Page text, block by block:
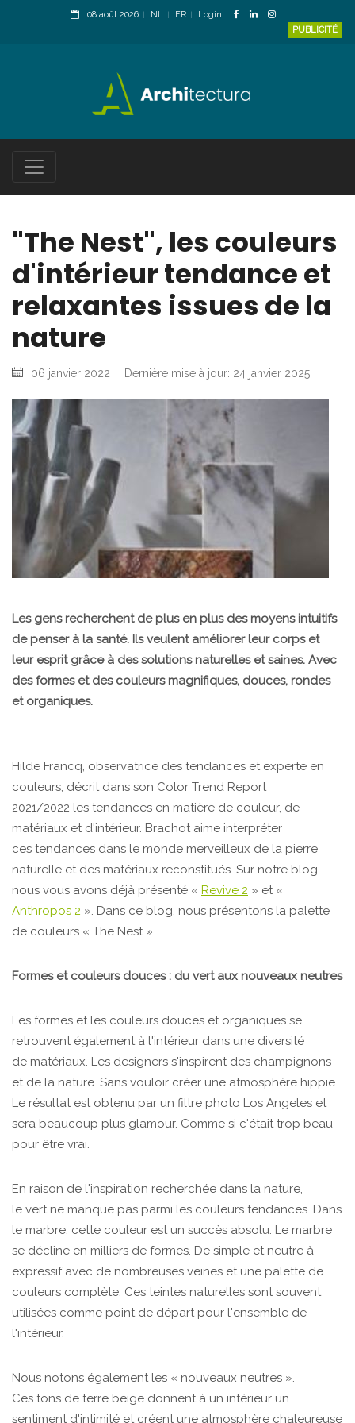
08 août 2026 NL FR
Login
PUBLICITÉ
"The Nest", les couleurs
d'intérieur tendance et
relaxantes issues de la
nature
06 janvier 2022 Dernière mise à jour: 24 janvier 2025
Les gens recherchent de plus en plus des moyens intuitifs
de penser à la santé. Ils veulent améliorer leur corps et
leur esprit grâce à des solutions naturelles et saines. Avec
des formes et des couleurs magnifiques, douces, rondes
et organiques.
Hilde Francq, observatrice des tendances et experte en
couleurs, décrit dans son Color Trend Report
2021/2022 les tendances en matière de couleur, de
matériaux et d'intérieur. Brachot aime interpréter
ces tendances dans le monde merveilleux de la pierre
naturelle et des matériaux reconstitués. Sur notre blog,
nous vous avons déjà présenté « Revive 2 » et «
Anthropos 2 ». Dans ce blog, nous présentons la palette
de couleurs « The Nest ».
Formes et couleurs douces : du vert aux nouveaux neutres
Les formes et les couleurs douces et organiques se
retrouvent également à l'intérieur dans une diversité
de matériaux. Les designers s'inspirent des champignons
et de la nature. Sans vouloir créer une atmosphère hippie.
Le résultat est obtenu par un filtre photo Los Angeles et
sera beaucoup plus glamour. Comme si c'était trop beau
pour être vrai.
En raison de l'inspiration recherchée dans la nature,
le vert ne manque pas parmi les couleurs tendances. Dans
le marbre, cette couleur est un succès absolu. Le marbre
se décline en milliers de formes. De simple et neutre à
expressif avec de nombreuses veines et une palette de
couleurs complète. Ces teintes naturelles sont souvent
utilisées comme point de départ pour l'ensemble de
l'intérieur.
Nous notons également les « nouveaux neutres ».
Ces tons de terre beige donnent à un intérieur un
sentiment d'intimité et créent une atmosphère chaleureuse